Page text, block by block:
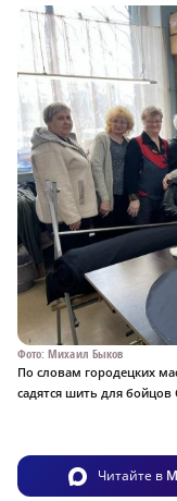
Фото: Михаил Быков
По словам городецких
садятся шить для бойцов
Читайте в